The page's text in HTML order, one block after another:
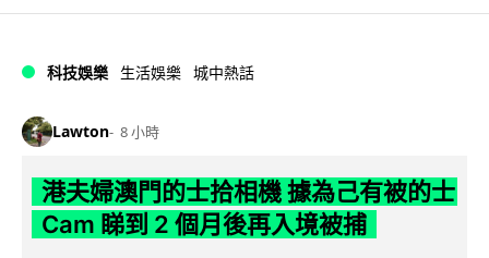
科技娛樂 生活娛樂 城中熱話
Lawton 8 小時
港夫婦澳門的士拾相機 據為己有被的士
Cam 睇到 2 個月後再入境被捕